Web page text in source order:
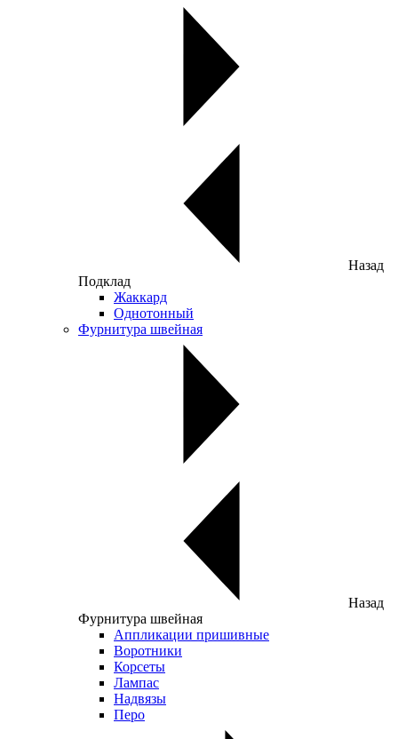
Назад
Подклад
Жаккард
Однотонный
Фурнитура швейная
Назад
Фурнитура швейная
Аппликации пришивные
Воротники
Корсеты
Лампас
Надвязы
Перо